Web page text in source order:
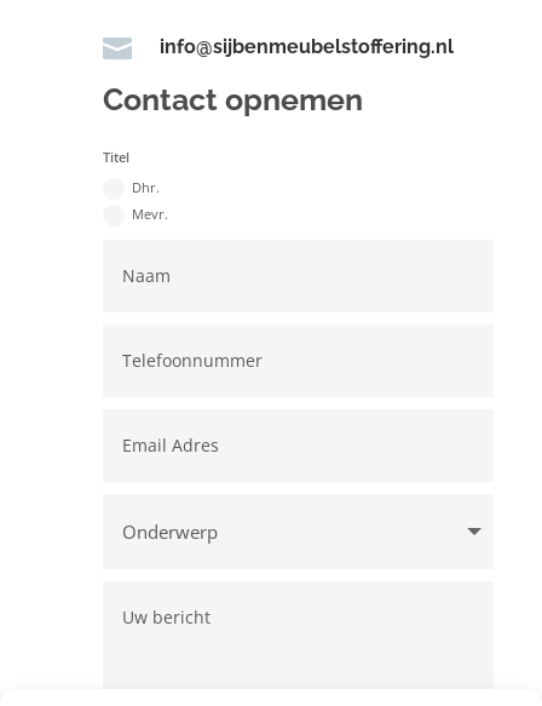
 info@sijbenmeubelstoffering.nl
Contact opnemen
Titel
Dhr.
Mevr.